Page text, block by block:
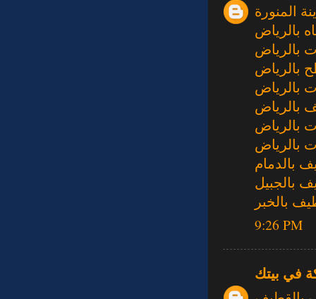
المنورة
بالرياض
بالرياض
بالرياض
بالرياض
بالرياض
بالرياض
بالرياض
بالدمام
بالجبيل
بالخبر
9:26 PM
في بيتك